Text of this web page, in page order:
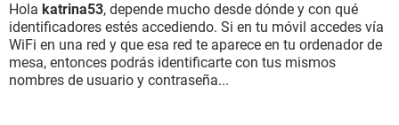
Hola katrina53, depende mucho desde dónde y con qué
identificadores estés accediendo. Si en tu móvil accedes vía
WiFi en una red y que esa red te aparece en tu ordenador de
mesa, entonces podrás identificarte con tus mismos
nombres de usuario y contraseña...